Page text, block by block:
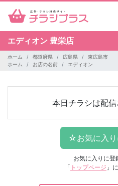
エディオン 豊栄店
ホーム 都道府県 広島県
東広島市
ホーム
お店の名前 エディオン
本日チラシは配
お気に入りに登
「 トップページ 」